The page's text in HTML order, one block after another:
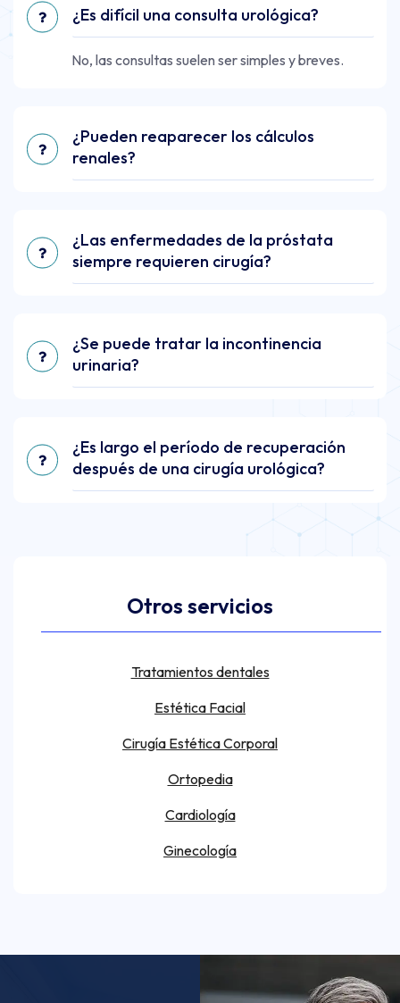
¿Es difícil una consulta urológica?
No, las consultas suelen ser simples y breves.
¿Pueden reaparecer los cálculos
renales?
¿Las enfermedades de la próstata
siempre requieren cirugía?
¿Se puede tratar la incontinencia
urinaria?
¿Es largo el período de recuperación
después de una cirugía urológica?
Otros servicios
Tratamientos dentales
Estética Facial
Cirugía Estética Corporal
Ortopedia
Cardiología
Ginecología